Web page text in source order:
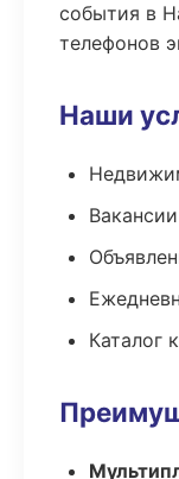
события в
телефонов
Наши
Каталог